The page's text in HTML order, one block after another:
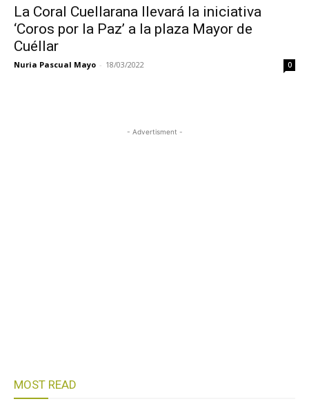
La Coral Cuellarana llevará la iniciativa
‘Coros por la Paz’ a la plaza Mayor de
Cuéllar
Nuria Pascual Mayo - 18/03/2022 0
- Advertisment -
MOST READ